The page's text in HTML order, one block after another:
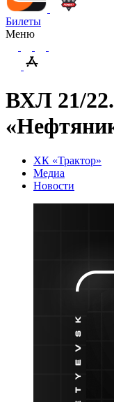
Билеты
Меню
ВХЛ 21/
ХК «Трактор»
Медиа
Новости